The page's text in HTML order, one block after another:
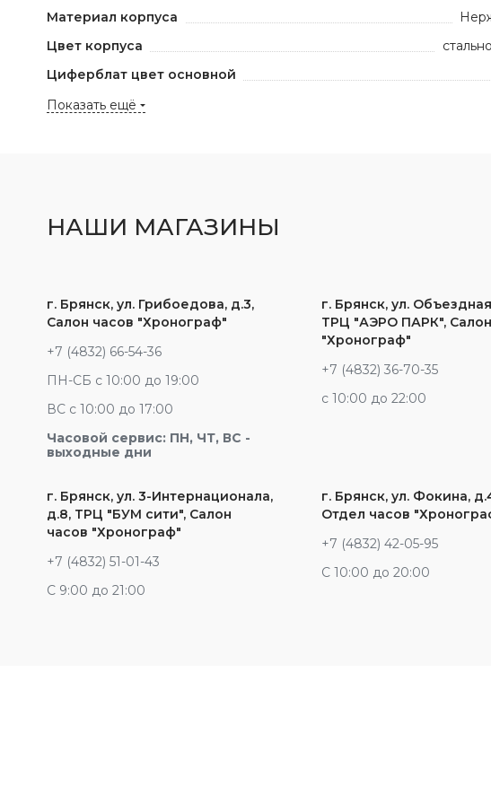
Материал корпуса
Цвет корпуса
Циферблат цвет основной
Показать ещё
НАШИ МАГАЗИНЫ
г. Брянск, ул. Грибоедова, д.3,
Салон часов "Хронограф"
+7 (4832) 66-54-36
ПН-СБ с 10:00 до 19:00
ВС с 10:00 до 17:00
Часовой сервис: ПН, ЧТ, ВС -
выходные дни
г. Брянск, ул.
ТРЦ "АЭРО ПАРК",
"Хронограф"
+7 (4832) 36-70-35
c 10:00 до 22:00
г. Брянск, ул. 3-Интернационала,
д.8, ТРЦ "БУМ сити", Салон
часов "Хронограф"
+7 (4832) 51-01-43
С 9:00 до 21:00
г. Брянск, ул. Фокина,
Отдел часов
+7 (4832) 42-05-95
С 10:00 до 20:00